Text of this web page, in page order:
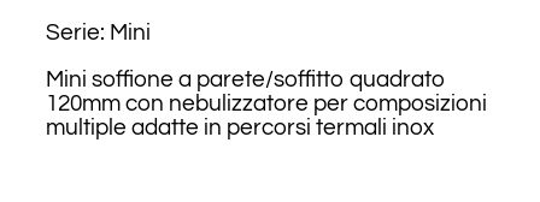
Serie: Mini
Mini soffione a parete/soffitto quadrato
120mm con nebulizzatore per composizioni
multiple adatte in percorsi termali inox